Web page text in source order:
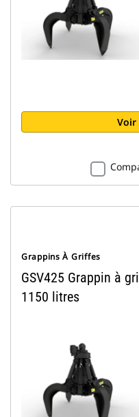
Voir
Grappins À Griffes
GSV425 Grappin à
1150 litres